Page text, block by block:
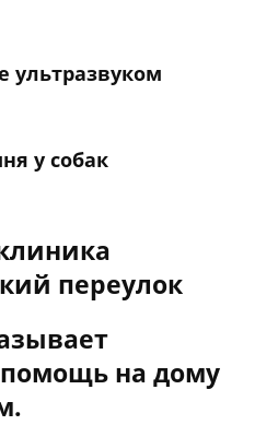
ультразвуком
у собак
переулок
на дому